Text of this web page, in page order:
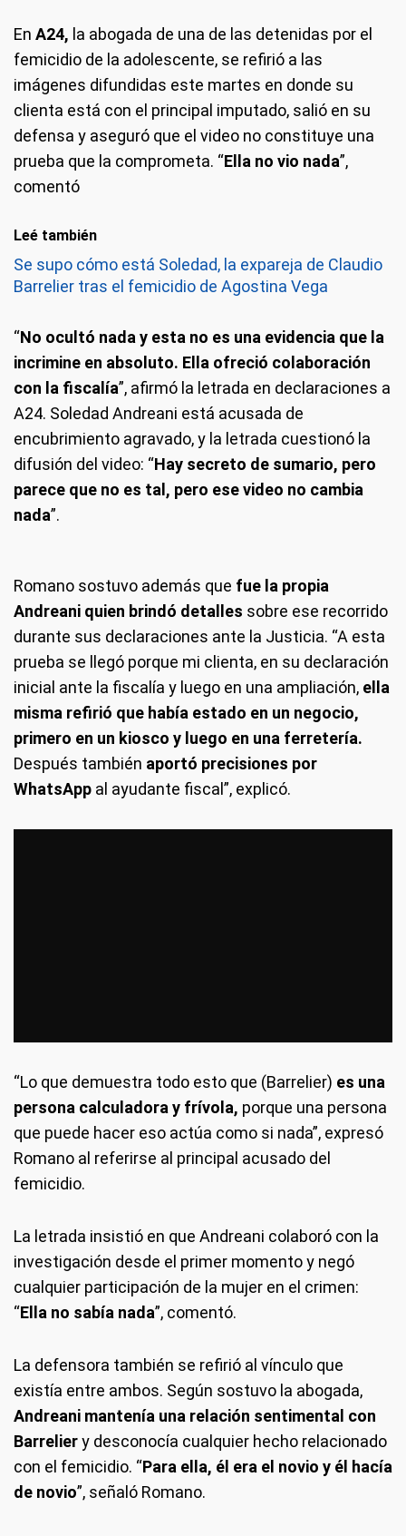
En A24, la abogada de una de las detenidas por el
femicidio de la adolescente, se refirió a las
imágenes difundidas este martes en donde su
clienta está con el principal imputado, salió en su
defensa y aseguró que el video no constituye una
prueba que la comprometa. “Ella no vio nada”,
comentó
Leé también
Se supo cómo está Soledad, la expareja de Claudio
Barrelier tras el femicidio de Agostina Vega
“No ocultó nada y esta no es una evidencia que la
incrimine en absoluto. Ella ofreció colaboración
con la fiscalía”, afirmó la letrada en declaraciones a
A24. Soledad Andreani está acusada de
encubrimiento agravado, y la letrada cuestionó la
difusión del video: “Hay secreto de sumario, pero
parece que no es tal, pero ese video no cambia
nada”.
Romano sostuvo además que fue la propia
Andreani quien brindó detalles sobre ese recorrido
durante sus declaraciones ante la Justicia. “A esta
prueba se llegó porque mi clienta, en su declaración
inicial ante la fiscalía y luego en una ampliación, ella
misma refirió que había estado en un negocio,
primero en un kiosco y luego en una ferretería.
Después también aportó precisiones por
WhatsApp al ayudante fiscal”, explicó.
“Lo que demuestra todo esto que (Barrelier) es una
persona calculadora y frívola, porque una persona
que puede hacer eso actúa como si nada”, expresó
Romano al referirse al principal acusado del
femicidio.
La letrada insistió en que Andreani colaboró con la
investigación desde el primer momento y negó
cualquier participación de la mujer en el crimen:
“Ella no sabía nada”, comentó.
La defensora también se refirió al vínculo que
existía entre ambos. Según sostuvo la abogada,
Andreani mantenía una relación sentimental con
Barreliery desconocía cualquier hecho relacionado
con el femicidio. “Para ella, él era el novio y él hacía
de novio”, señaló Romano.